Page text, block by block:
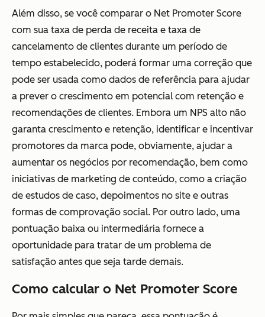
Além disso, se você comparar o Net Promoter Score
com sua taxa de perda de receita e taxa de
cancelamento de clientes durante um período de
tempo estabelecido, poderá formar uma correção que
pode ser usada como dados de referência para ajudar
a prever o crescimento em potencial com retenção e
recomendações de clientes. Embora um NPS alto não
garanta crescimento e retenção, identificar e incentivar
promotores da marca pode, obviamente, ajudar a
aumentar os negócios por recomendação, bem como
iniciativas de marketing de conteúdo, como a criação
de estudos de caso, depoimentos no site e outras
formas de comprovação social. Por outro lado, uma
pontuação baixa ou intermediária fornece a
oportunidade para tratar de um problema de
satisfação antes que seja tarde demais.
Como calcular o Net Promoter Score